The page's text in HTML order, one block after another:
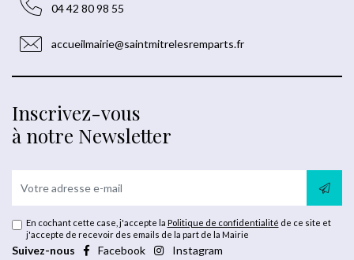
04 42 80 98 55
accueilmairie@saintmitrelesremparts.fr
Inscrivez-vous
à notre Newsletter
En cochant cette case, j'accepte la Politique de confidentialité de ce site et
j'accepte de recevoir des emails de la part de la Mairie
Suivez-nous Facebook Instagram